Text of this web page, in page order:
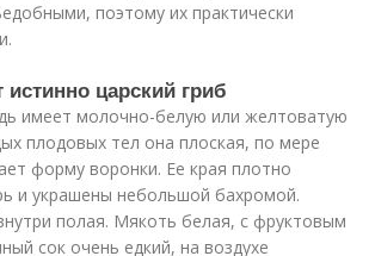
поэтому их практически
царский гриб
имеет молочно-белую или желтоватую
плодовых тел она плоская, по мере
форму воронки. Ее края плотно
и украшены небольшой бахромой.
полая. Мякоть белая, с фруктовым
сок очень едкий, на воздухе